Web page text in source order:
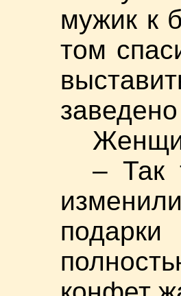
мужик к
том
– Так